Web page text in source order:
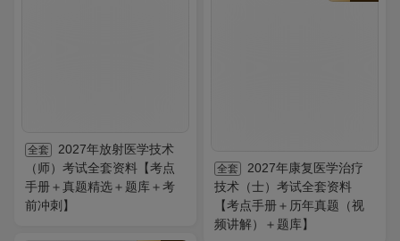
全套
2027年放射医学技术
（师）考试全套资料【考点
手册＋真题精选＋题库＋考
前冲刺】
全套
2027年康复医学治疗
技术（士）考试全套资料
【考点手册＋历年真题（视
频讲解）＋题库】